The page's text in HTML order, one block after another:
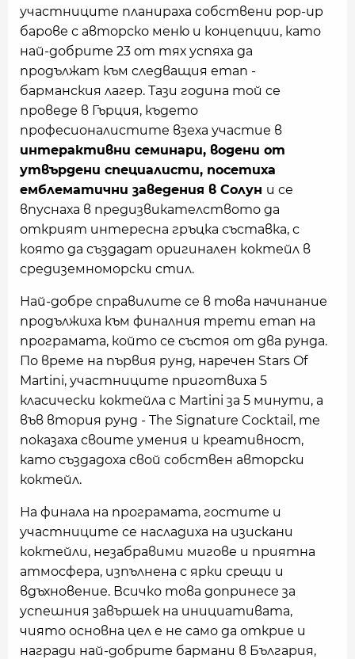
участниците планираха собствени pop-up
барове с авторско меню и концепции, като
най-добрите 23 от тях успяха да
продължат към следващия етап -
барманския лагер. Тази година той се
проведе в Гърция, където
професионалистите взеха участие в
интерактивни семинари, водени от
утвърдени специалисти, посетиха
емблематични заведения в Солун и се
впуснаха в предизвикателството да
открият интересна гръцка съставка, с
която да създадат оригинален коктейл в
средиземноморски стил.
Най-добре справилите се в това начинание
продължиха към финалния трети етап на
програмата, който се състоя от два рунда.
По време на първия рунд, наречен Stars Of
Martini, участниците приготвиха 5
класически коктейла с Martini за 5 минути, а
във втория рунд - The Signature Cocktail, те
показаха своите умения и креативност,
като създадоха свой собствен авторски
коктейл.
На финала на програмата, гостите и
участниците се насладиха на изискани
коктейли, незабравими мигове и приятна
атмосфера, изпълнена с ярки срещи и
вдъхновение. Всичко това допринесе за
успешния завършек на инициативата,
чиято основна цел е не само да открие и
награди най-добрите бармани в България,